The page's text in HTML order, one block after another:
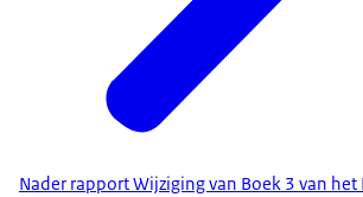
Nader rapport Wijziging van Boek 3 van